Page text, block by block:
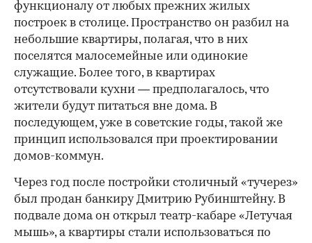
функционалу от любых прежних жилых
построек в столице. Пространство он разбил на
небольшие квартиры, полагая, что в них
поселятся малосемейные или одинокие
служащие. Более того, в квартирах
отсутствовали кухни — предполагалось, что
жители будут питаться вне дома. В
последующем, уже в советские годы, такой же
принцип использовался при проектировании
домов-коммун.
Через год после постройки столичный «тучерез»
был продан банкиру Дмитрию Рубинштейну. В
подвале дома он открыл театр-кабаре «Летучая
мышь», а квартиры стали использоваться по